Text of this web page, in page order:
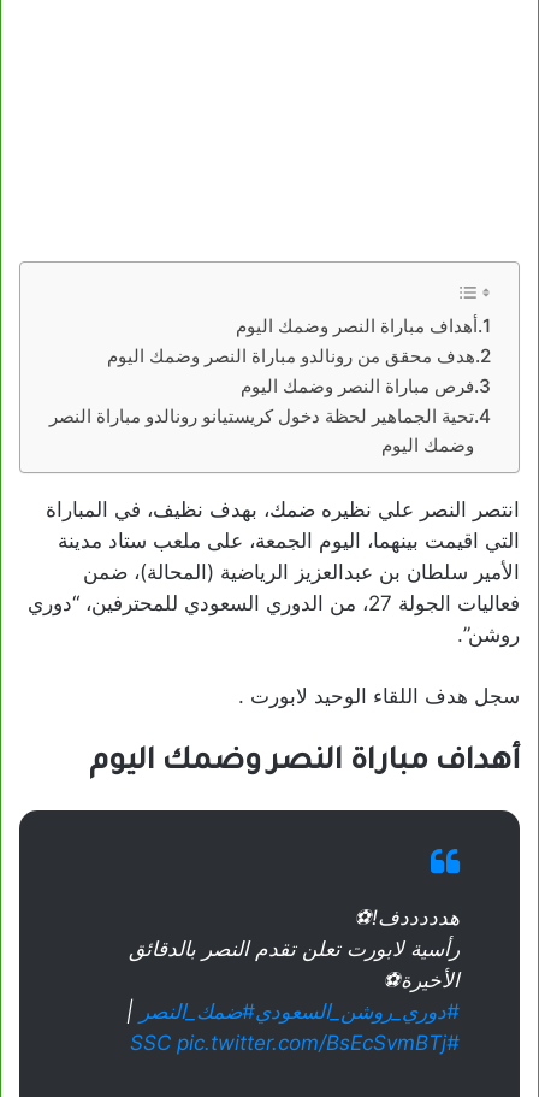
أهداف مباراة النصر وضمك اليوم
هدف محقق من رونالدو مباراة النصر وضمك اليوم
فرص مباراة النصر وضمك اليوم
تحية الجماهير لحظة دخول كريستيانو رونالدو مباراة النصر
وضمك اليوم
انتصر النصر علي نظيره ضمك، بهدف نظيف، في المباراة
التي اقيمت بينهما، اليوم الجمعة، على ملعب ستاد مدينة
الأمير سلطان بن عبدالعزيز الرياضية (المحالة)، ضمن
فعاليات الجولة 27، من الدوري السعودي للمحترفين، “دوري
روشن”.
سجل هدف اللقاء الوحيد لابورت .
أهداف مباراة النصر وضمك اليوم
هدددددف!⚽
رأسية لابورت تعلن تقدم النصر بالدقائق
الأخيرة⚽️
#دوري_روشن_السعودي#ضمك_النصر |
#SSC
pic.twitter.com/BsEcSvmBTj